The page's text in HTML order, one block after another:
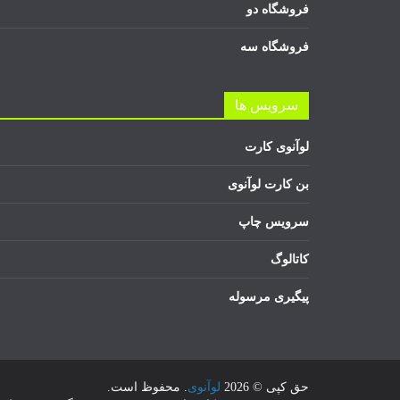
فروشگاه دو
فروشگاه سه
سرویس ها
لوآنوی کارت
بن کارت لوآنوی
سرویس چاپ
کاتالوگ
پیگیری مرسوله
حق کپی © 2026 لوآنوی. محفوظ است.